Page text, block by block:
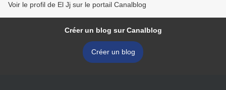
Voir le profil de El Jj sur le portail Canalblog
Créer un blog sur Canalblog
Créer un blog